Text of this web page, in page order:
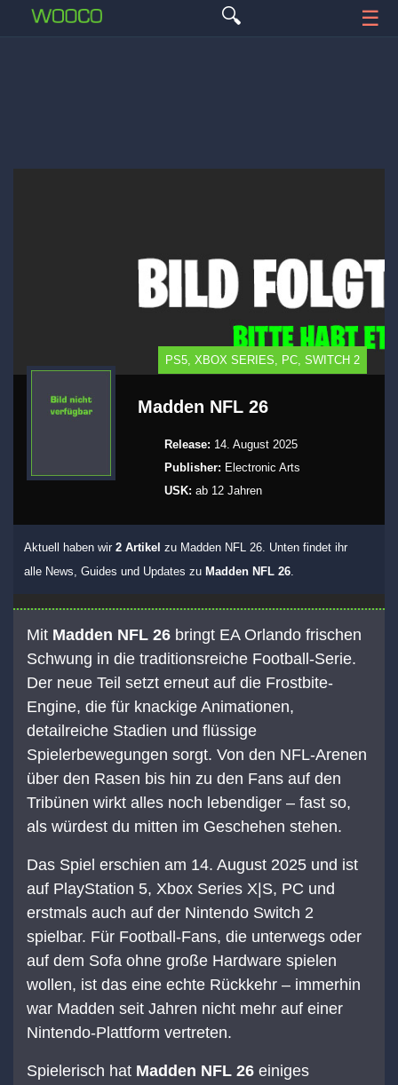
🔍 ☰
PS5, XBOX SERIES, PC, SWITCH 2
Madden NFL 26
Release: 14. August 2025
Publisher: Electronic Arts
USK: ab 12 Jahren
Aktuell haben wir 2 Artikel zu Madden NFL 26. Unten findet ihr
alle News, Guides und Updates zu Madden NFL 26.
Mit Madden NFL 26 bringt EA Orlando frischen
Schwung in die traditionsreiche Football-Serie.
Der neue Teil setzt erneut auf die Frostbite-
Engine, die für knackige Animationen,
detailreiche Stadien und flüssige
Spielerbewegungen sorgt. Von den NFL-Arenen
über den Rasen bis hin zu den Fans auf den
Tribünen wirkt alles noch lebendiger – fast so,
als würdest du mitten im Geschehen stehen.
Das Spiel erschien am 14. August 2025 und ist
auf PlayStation 5, Xbox Series X|S, PC und
erstmals auch auf der Nintendo Switch 2
spielbar. Für Football-Fans, die unterwegs oder
auf dem Sofa ohne große Hardware spielen
wollen, ist das eine echte Rückkehr – immerhin
war Madden seit Jahren nicht mehr auf einer
Nintendo-Plattform vertreten.
Spielerisch hat Madden NFL 26 einiges